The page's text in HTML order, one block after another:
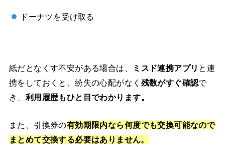
ドーナツを受け取る
紙だとなくす不安がある場合は、 ミスド連携アプリ と 連
携をしておくと、紛失の心配がなく 残数がすぐ確認で
き、 利用履歴もひと目でわかります。
また、引換券の有効期限内なら何度でも交換可能なので
まとめて交換する必要はありません。